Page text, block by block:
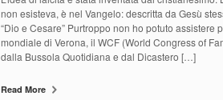
non esisteva, è nel Vangelo: descritta da Gesù
“Dio e Cesare” Purtroppo non ho potuto assistere
mondiale di Verona, il WCF (World Congress of
dalla Bussola Quotidiana e dal Dicastero […]
Read More